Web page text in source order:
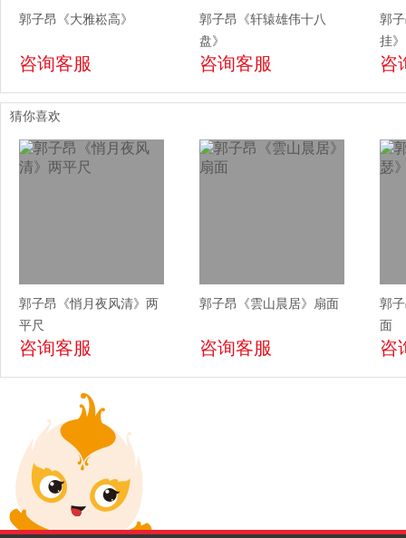
郭子昂《大雅崧高》
咨询客服
郭子昂《轩辕雄伟十八
盘》
咨询客服
郭
挂》
咨
猜你喜欢
郭子昂《悄月夜风清》两
平尺
咨询客服
郭子昂《雲山晨居》扇面
咨询客服
郭
面
咨